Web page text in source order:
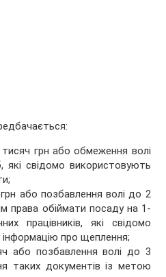
грн або обмеження волі
які свідомо використовують
або позбавлення волі до 2
права обіймати посаду на 1-
працівників, які свідомо
про щеплення;
або позбавлення волі до 3
таких документів із метою